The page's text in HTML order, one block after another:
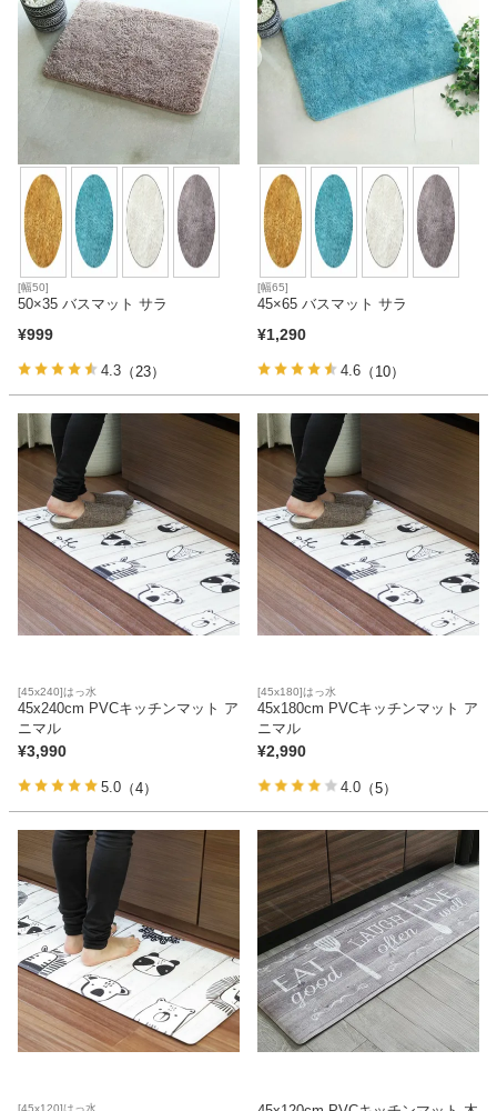
生活用品
キッチン用品
家電・照明器具
インテリア雑貨
タワー
[幅50]
50×35 バスマット サラ
¥999
4.3 （23）
[幅65]
45×65 バスマット サラ
¥1,290
4.6 （10）
[45x240]はっ水
45x240cm PVCキッチンマット ア
ニマル
¥3,990
5.0 （4）
[45x180]はっ水
45x180cm PVCキッチンマット ア
ニマル
¥2,990
4.0 （5）
[45x120]はっ水